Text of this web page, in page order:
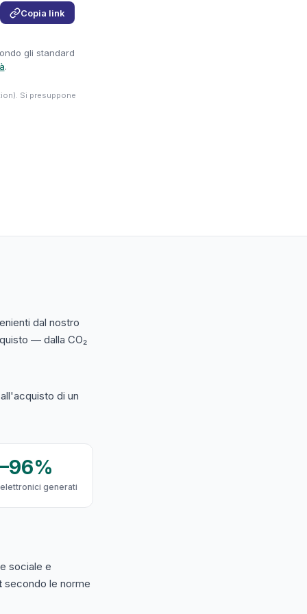
Copia link
gli standard
.
Si presuppone
dal nostro
— dalla CO₂
di un
generati
sociale e
secondo le norme